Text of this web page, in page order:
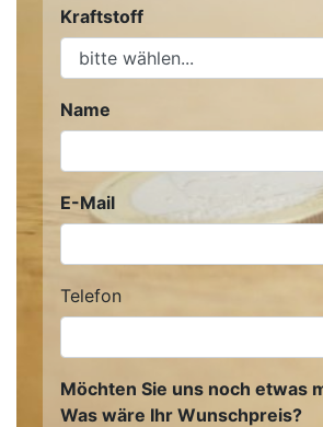
Kraftstoff
Name
E-Mail
Telefon
Möchten Sie uns noch etwas
Was wäre Ihr Wunschpreis?